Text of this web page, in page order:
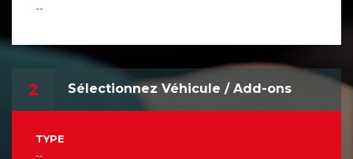
--
2 Sélectionnez Véhicule / Add-ons
TYPE
--